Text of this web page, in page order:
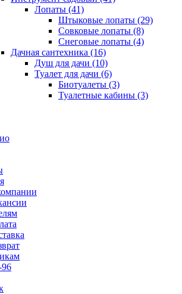
Лопаты (41)
Штыковые лопаты (29)
Совковые лопаты (8)
Снеговые лопаты (4)
Дачная сантехника (16)
Душ для дачи (10)
Туалет для дачи (6)
Биотуалеты (3)
Туалетные кабины (3)
96